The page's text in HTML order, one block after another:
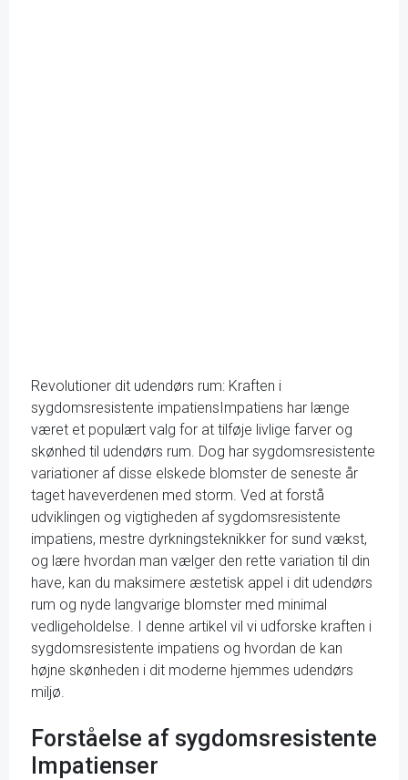
Revolutioner dit udendørs rum: Kraften i
sygdomsresistente impatiensImpatiens har længe
været et populært valg for at tilføje livlige farver og
skønhed til udendørs rum. Dog har sygdomsresistente
variationer af disse elskede blomster de seneste år
taget haveverdenen med storm. Ved at forstå
udviklingen og vigtigheden af sygdomsresistente
impatiens, mestre dyrkningsteknikker for sund vækst,
og lære hvordan man vælger den rette variation til din
have, kan du maksimere æstetisk appel i dit udendørs
rum og nyde langvarige blomster med minimal
vedligeholdelse. I denne artikel vil vi udforske kraften i
sygdomsresistente impatiens og hvordan de kan
højne skønheden i dit moderne hjemmes udendørs
miljø.
Forståelse af sygdomsresistente
Impatienser